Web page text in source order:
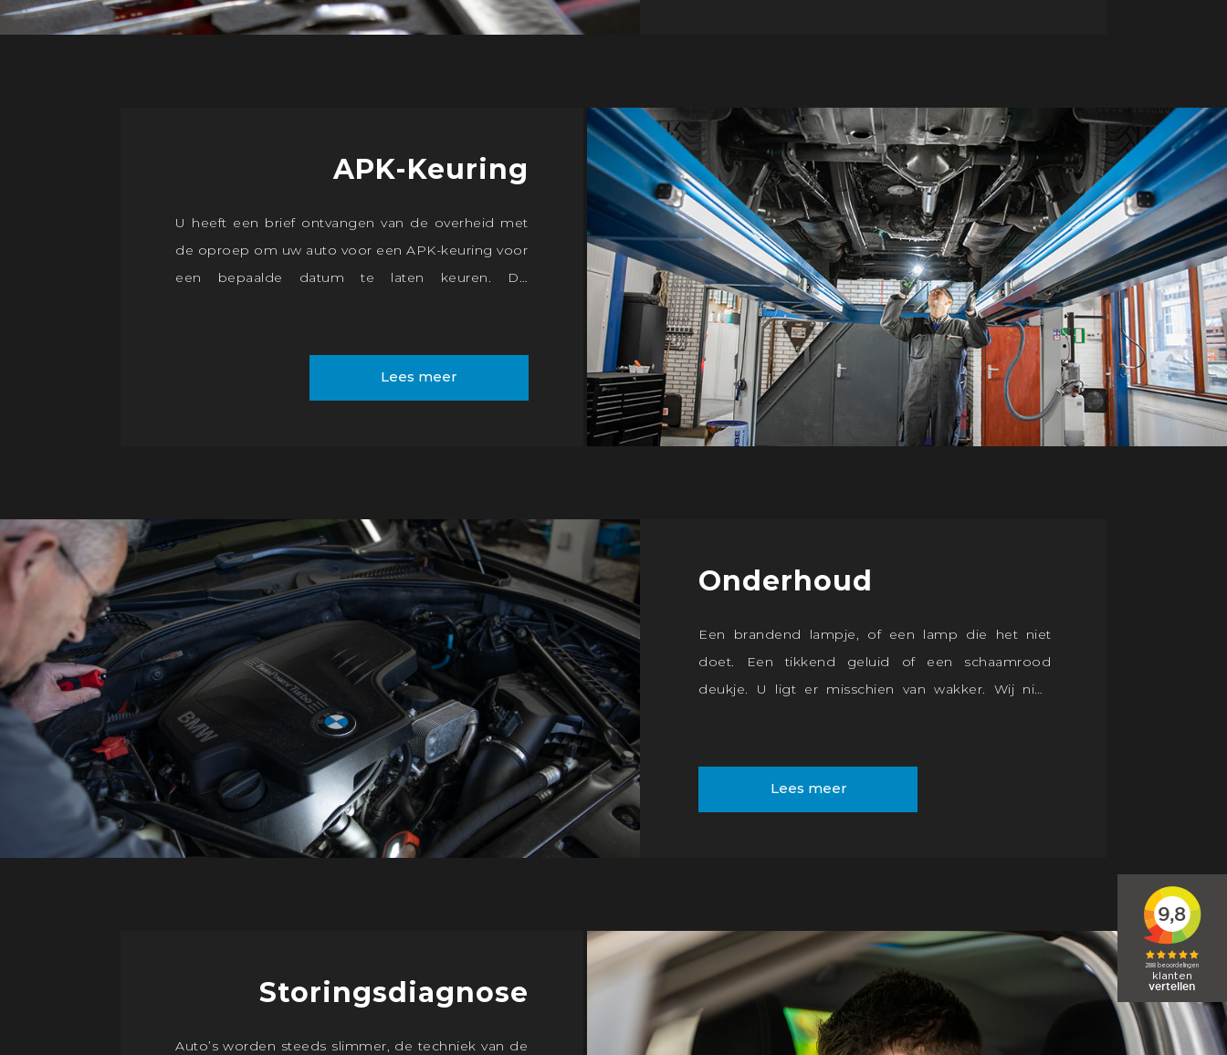
APK-Keuring
U heeft een brief ontvangen van de overheid met
de oproep om uw auto voor een APK-keuring voor
een bepaalde datum te laten keuren. De
we altijd op afspraak, als u wilt en in overleg 'klaar
Lees meer
Onderhoud
Een brandend lampje, of een lamp die het niet
doet. Een tikkend geluid of een schaamrood
deukje. U ligt er misschien van wakker. Wij niet.
ongemakken. Onze monteurs beschikken over alle
benodigde gereedschappen, kennis, ervaring en
Lees meer
Storingsdiagnose
Auto’s worden steeds slimmer, de techniek van de